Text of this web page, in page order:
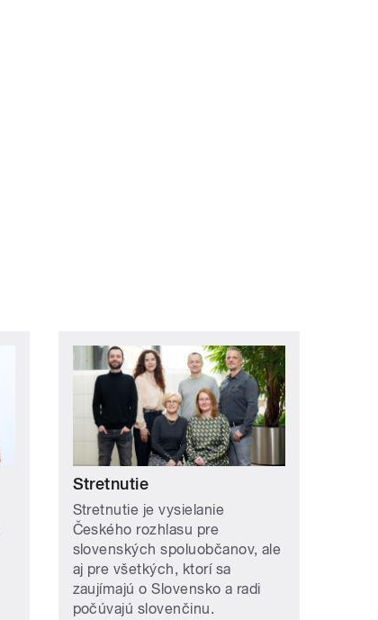
Stretnutie
Stretnutie je vysielanie
Českého rozhlasu pre
slovenských spoluobčanov, ale
aj pre všetkých, ktorí sa
zaujímajú o Slovensko a radi
počúvajú slovenčinu.